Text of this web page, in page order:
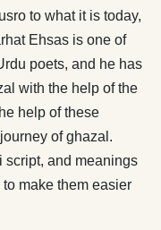
to what it is today,
Ehsas is one of
poets, and he has
with the help of the
help of these
of ghazal.
script, and meanings
make them easier